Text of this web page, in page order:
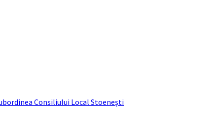
Consiliului Local Stoenești